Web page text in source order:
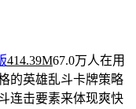
414.39M67.0万人在用
的英雄乱斗卡牌策略
连击要素来体现爽快